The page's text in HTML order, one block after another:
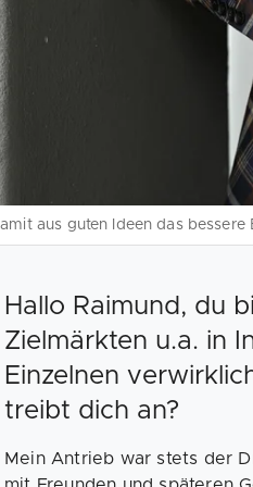
aus guten Ideen das bessere
Hallo Raimund, du
Zielmärkten u.a. in
Einzelnen
treibt dich an?
Mein Antrieb war stets der